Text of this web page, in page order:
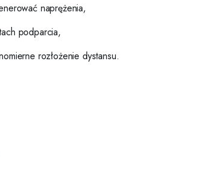
naprężenia,
podparcia,
rozłożenie dystansu.